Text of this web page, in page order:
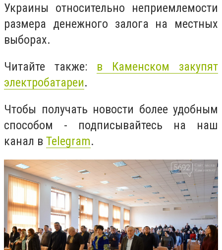
Украины относительно неприемлемости
размера денежного залога на местных
выборах.
Читайте также: в Каменском закупят
электробатареи.
Чтобы получать новости более удобным
способом - подписывайтесь на наш
канал в Telegram.